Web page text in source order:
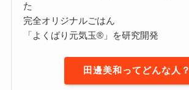
た
完全オリジナルごはん
「よくばり元気玉®」を研究開発
田邊美和ってどんな人？